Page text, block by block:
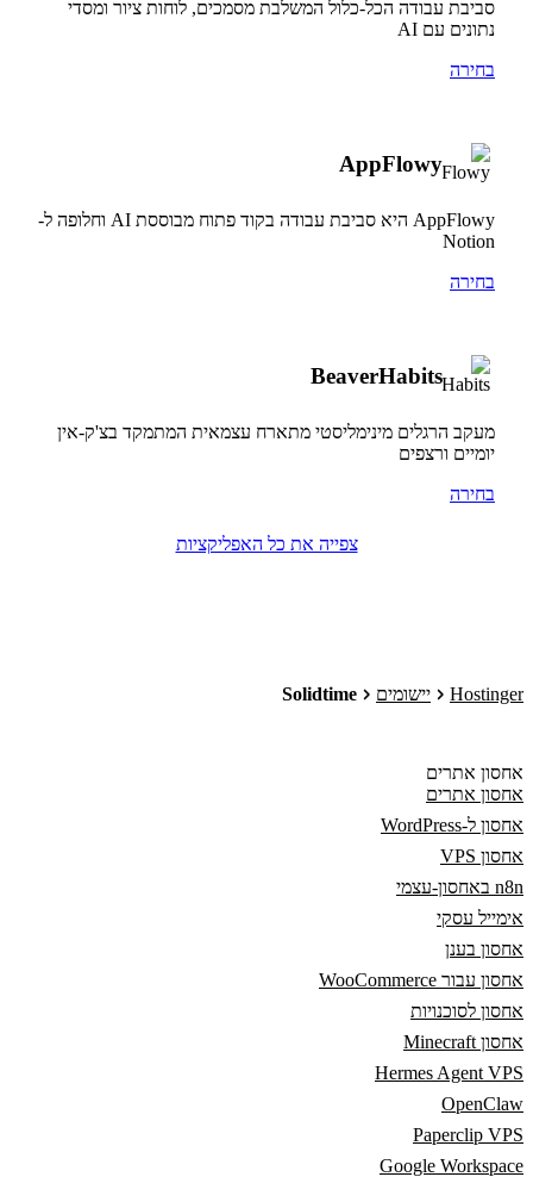
סביבת עבודה הכל-כלול המשלבת מסמכים, לוחות ציור ומסדי
נתונים עם AI
בחירה
AppFlowy
AppFlowy היא סביבת עבודה בקוד פתוח מבוססת AI וחלופה ל-
Notion
בחירה
BeaverHabits
מעקב הרגלים מינימליסטי מתארח עצמאית המתמקד בצ'ק-אין
יומיים ורצפים
בחירה
צפייה את כל האפליקציות
Hostinger יישומים Solidtime
אחסון אתרים
אחסון אתרים
אחסון ל-WordPress
אחסון VPS
n8n באחסון-עצמי
אימייל עסקי
אחסון בענן
אחסון עבור WooCommerce
אחסון לסוכנויות
אחסון Minecraft
Hermes Agent VPS
OpenClaw
Paperclip VPS
Google Workspace